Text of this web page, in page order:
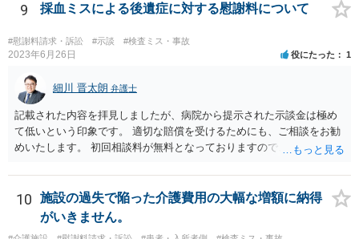
9 採血ミスによる後遺症に対する慰謝料について
#慰謝料請求・訴訟 #示談 #検査ミス・事故
2023年6月26日 役にたった 1
細川 晋太朗 弁護士
記載された内容を拝見しましたが、病院から提示された示談金は極め
て低いという印象です。 適切な賠償を受けるためにも、ご相談をお勧
めいたします。 初回相談料が無料となっておりますので、お問い合わ
10
施設の過失で陥った介護費用の大幅な増額に納得
がいきません。